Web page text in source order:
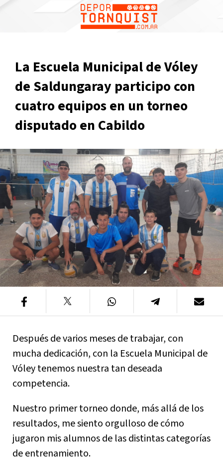
La Escuela Municipal de Vóley
de Saldungaray participo con
cuatro equipos en un torneo
disputado en Cabildo
Después de varios meses de trabajar, con
mucha dedicación, con la Escuela Municipal de
Vóley tenemos nuestra tan deseada
competencia.
Nuestro primer torneo donde, más allá de los
resultados, me siento orgulloso de cómo
jugaron mis alumnos de las distintas categorías
de entrenamiento.